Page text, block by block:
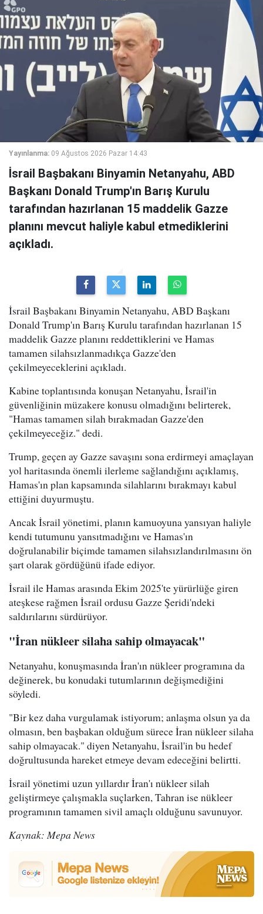
Yayınlanma: 09 Ağustos 2026 Pazar 14:43
İsrail Başbakanı Binyamin Netanyahu, ABD
Başkanı Donald Trump'ın Barış Kurulu
tarafından hazırlanan 15 maddelik Gazze
planını mevcut haliyle kabul etmediklerini
açıkladı.
İsrail Başbakanı Binyamin Netanyahu, ABD Başkanı
Donald Trump'ın Barış Kurulu tarafından hazırlanan 15
maddelik Gazze planını reddettiklerini ve Hamas
tamamen silahsızlanmadıkça Gazze'den
çekilmeyeceklerini açıkladı.
Kabine toplantısında konuşan Netanyahu, İsrail'in
güvenliğinin müzakere konusu olmadığını belirterek,
"Hamas tamamen silah bırakmadan Gazze'den
çekilmeyeceğiz." dedi.
Trump, geçen ay Gazze savaşını sona erdirmeyi amaçlayan
yol haritasında önemli ilerleme sağlandığını açıklamış,
Hamas'ın plan kapsamında silahlarını bırakmayı kabul
ettiğini duyurmuştu.
Ancak İsrail yönetimi, planın kamuoyuna yansıyan haliyle
kendi tutumunu yansıtmadığını ve Hamas'ın
doğrulanabilir biçimde tamamen silahsızlandırılmasını ön
şart olarak gördüğünü ifade ediyor.
İsrail ile Hamas arasında Ekim 2025'te yürürlüğe giren
ateşkese rağmen İsrail ordusu Gazze Şeridi'ndeki
saldırılarını sürdürüyor.
"İran nükleer silaha sahip olmayacak"
Netanyahu, konuşmasında İran'ın nükleer programına da
değinerek, bu konudaki tutumlarının değişmediğini
söyledi.
"Bir kez daha vurgulamak istiyorum; anlaşma olsun ya da
olmasın, ben başbakan olduğum sürece İran nükleer silaha
sahip olmayacak." diyen Netanyahu, İsrail'in bu hedef
doğrultusunda hareket etmeye devam edeceğini belirtti.
İsrail yönetimi uzun yıllardır İran'ı nükleer silah
geliştirmeye çalışmakla suçlarken, Tahran ise nükleer
programının tamamen sivil amaçlı olduğunu savunuyor.
Kaynak: Mepa News